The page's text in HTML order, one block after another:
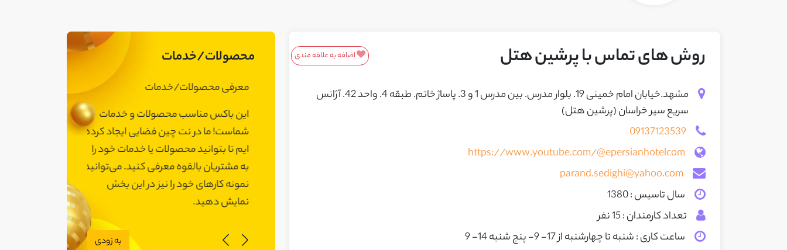
روش های تماس با پرشین هتل اضافه به علاقه مندی
مشهد.خیابان امام خمینی 19. بلوار مدرس. بین مدرس 1 و 3. پاساژ خاتم. طبقه 4. واحد 42. آژانس
سریع سیر خراسان (پرشین هتل)
09137123539
https://www.youtube.com/@epersianhotelcom
parand.sedighi@yahoo.com
سال تاسیس : 1380
تعداد کارمندان : 15 نفر
ساعت کاری : شنبه تا چهارشنبه از 17- 9
- پنج شنبه 14- 9
محصولات/خدمات
معرفی محصولات/خدمات
معرفی محصولات/خدمات
این باکس مناسب محصولات و خدمات
شماست! ما در نت چین فضایی ایجاد کرده
ایم تا بتوانید محصولات یا خدمات خود را
به مشتریان بالقوه معرفی کنید. می‌توانید
نمونه کارهای خود را نیز در این بخش
نمایش دهید.
شماست! ما در
نمونه کارهای
نمایش دهید.
به زودی